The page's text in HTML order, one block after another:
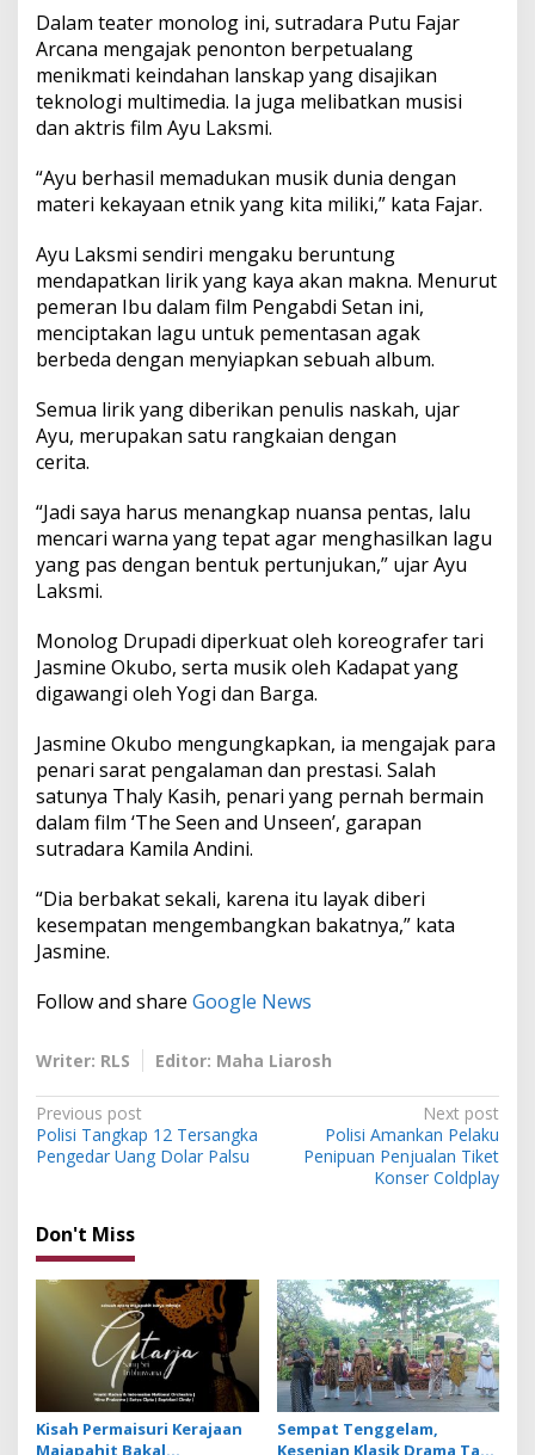
Dalam teater monolog ini, sutradara Putu Fajar
Arcana mengajak penonton berpetualang
menikmati keindahan lanskap yang disajikan
teknologi multimedia. Ia juga melibatkan musisi
dan aktris film Ayu Laksmi.
“Ayu berhasil memadukan musik dunia dengan
materi kekayaan etnik yang kita miliki,” kata Fajar.
Ayu Laksmi sendiri mengaku beruntung
mendapatkan lirik yang kaya akan makna. Menurut
pemeran Ibu dalam film Pengabdi Setan ini,
menciptakan lagu untuk pementasan agak
berbeda dengan menyiapkan sebuah album.
Semua lirik yang diberikan penulis naskah, ujar
Ayu, merupakan satu rangkaian dengan
cerita.
“Jadi saya harus menangkap nuansa pentas, lalu
mencari warna yang tepat agar menghasilkan lagu
yang pas dengan bentuk pertunjukan,” ujar Ayu
Laksmi.
Monolog Drupadi diperkuat oleh koreografer tari
Jasmine Okubo, serta musik oleh Kadapat yang
digawangi oleh Yogi dan Barga.
Jasmine Okubo mengungkapkan, ia mengajak para
penari sarat pengalaman dan prestasi. Salah
satunya Thaly Kasih, penari yang pernah bermain
dalam film ‘The Seen and Unseen’, garapan
sutradara Kamila Andini.
“Dia berbakat sekali, karena itu layak diberi
kesempatan mengembangkan bakatnya,” kata
Jasmine.
Follow and share Google News
Writer: RLS Editor: Maha Liarosh
P
o
t
n
a
v
i
g
a
Previous post
Polisi Tangkap 12 Tersangka
Pengedar Uang Dolar Palsu
Next post
Polisi Amankan Pelaku
Penipuan Penjualan Tiket
Konser Coldplay
Don't Miss
Kisah Permaisuri Kerajaan
Majapahit Bakal
Sempat Tenggelam,
Kesenian Klasik Drama Tari